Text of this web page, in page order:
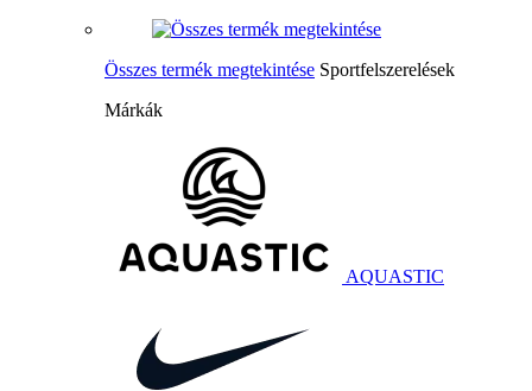
Összes termék megtekintése Sportfelszerelések
Márkák
AQUASTIC